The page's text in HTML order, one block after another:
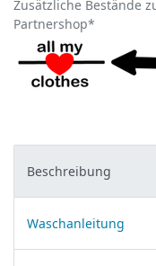
Zusätzliche Bestände
Partnershop*
Beschreibung
Waschanleitung